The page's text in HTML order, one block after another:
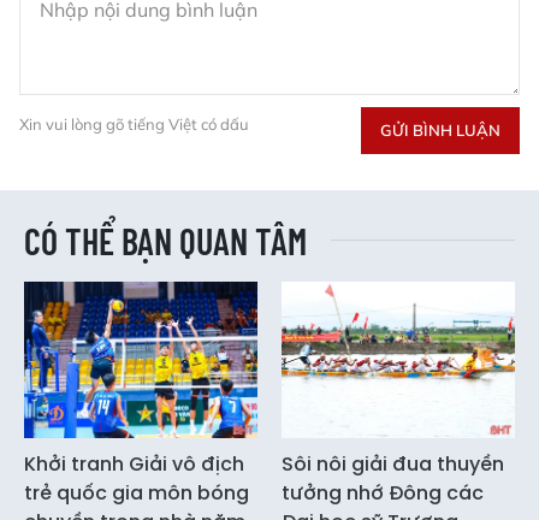
Xin vui lòng gõ tiếng Việt có dấu GỬI BÌNH LUẬN
CÓ THỂ BẠN QUAN TÂM
Khởi tranh Giải vô địch
trẻ quốc gia môn bóng
Sôi nôi giải đua thuyền
tưởng nhớ Đông các